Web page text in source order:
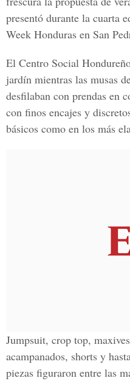
presentó durante la cuarta
Week Honduras en San
El Centro Social
jardín mientras las musas
desfilaban con prendas en
con finos encajes y
básicos como en los más
Jumpsuit, crop top,
acampanados, shorts y
piezas figuraron entre las